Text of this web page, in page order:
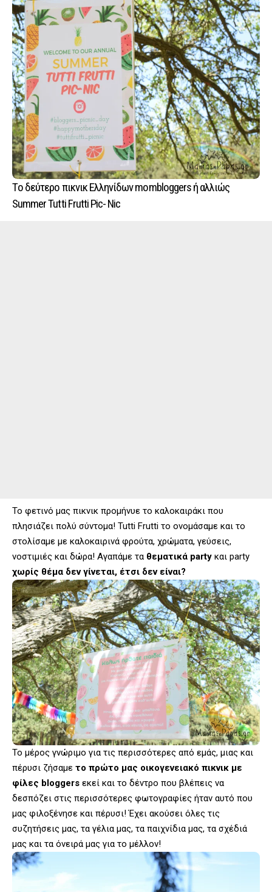
Tο δεύτερο πικνικ Ελληνίδων mombloggers ή αλλιώς
Summer Tutti Frutti Pic- Nic
Το φετινό μας πικνικ προμήνυε το καλοκαιράκι που
πλησιάζει πολύ σύντομα! Tutti Frutti το ονομάσαμε και το
στολίσαμε με καλοκαιρινά φρούτα, χρώματα, γεύσεις,
νοστιμιές και δώρα! Αγαπάμε τα θεματικά party και party
χωρίς θέμα δεν γίνεται, έτσι δεν είναι?
Το μέρος γνώριμο για τις περισσότερες από εμάς, μιας και
πέρυσι ζήσαμε το πρώτο μας οικογενειακό πικνικ με
φίλες bloggers εκεί και το δέντρο που βλέπεις να
δεσπόζει στις περισσότερες φωτογραφίες ήταν αυτό που
μας φιλοξένησε και πέρυσι! Έχει ακούσει όλες τις
συζητήσεις μας, τα γέλια μας, τα παιχνίδια μας, τα σχέδιά
μας και τα όνειρά μας για το μέλλον!